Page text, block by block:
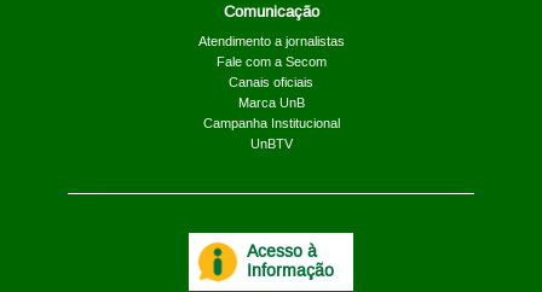
Comunicação
Atendimento a jornalistas
Fale com a Secom
Canais oficiais
Marca UnB
Campanha Institucional
UnBTV
Acesso à
Informação